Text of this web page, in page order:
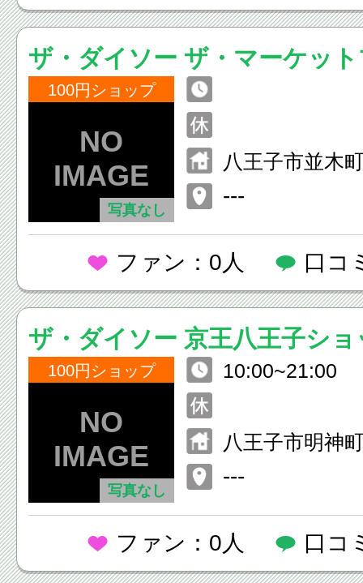
ザ・ダイソー ザ・マーケッ
王子店
100円ショップ
写真なし
八王子市並木
---
ファン：0人 口コ
ザ・ダイソー 京王八王子シ
ンター店
100円ショップ
写真なし
10:00~21:00
八王子市明神
---
ファン：0人 口コ